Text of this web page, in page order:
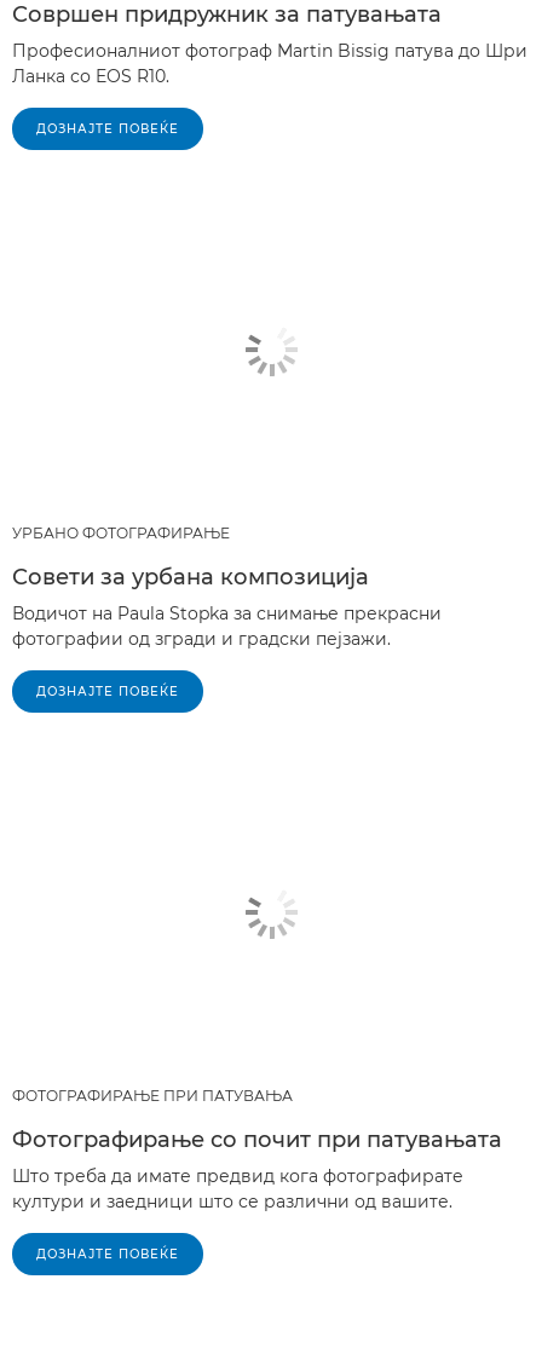
Совршен придружник за патувањата
Професионалниот фотограф Martin Bissig патува до Шри
Ланка со EOS R10.
ДОЗНАЈТЕ ПОВЕЌЕ
УРБАНО ФОТОГРАФИРАЊЕ
Совети за урбана композиција
Водичот на Paula Stopka за снимање прекрасни
фотографии од згради и градски пејзажи.
ДОЗНАЈТЕ ПОВЕЌЕ
ФОТОГРАФИРАЊЕ ПРИ ПАТУВАЊА
Фотографирање со почит при патувањата
Што треба да имате предвид кога фотографирате
култури и заедници што се различни од вашите.
ДОЗНАЈТЕ ПОВЕЌЕ